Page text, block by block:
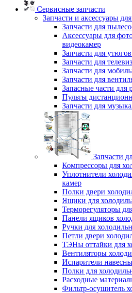
Сервисные запчасти
Запчасти и аксессуары
Запчасти для
Аксессуары для
видеокамер
Запчасти для
Запчасти для
Запчасти для
Запчасти для
Запасные части для
Пульты
Запчасти для
Запчасти
Компрессоры для
Уплотнители
камер
Полки двери
Ящики для
Терморегуляторы
Панели ящиков
Ручки для
Петли двери
ТЭНы оттайки для
Вентиляторы
Испарители
Полки для
Расходные
Фильтр-осушитель